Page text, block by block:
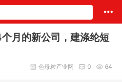
月的新公司，建涤纶短
64
0
色母粒产业网